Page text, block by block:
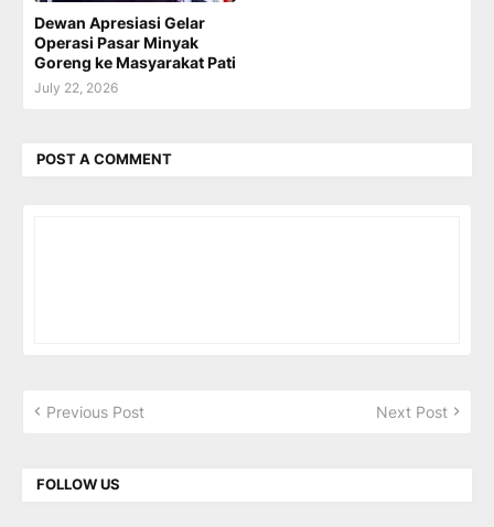
Dewan Apresiasi Gelar
Operasi Pasar Minyak
Goreng ke Masyarakat Pati
July 22, 2026
POST A COMMENT
Previous Post Next Post
FOLLOW US